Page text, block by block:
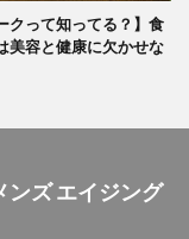
クって知ってる？】食
美容と健康に欠かせな
ズ エイジング